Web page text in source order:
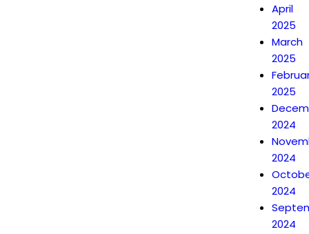
April
2025
March
2025
2025
2024
2024
2024
2024